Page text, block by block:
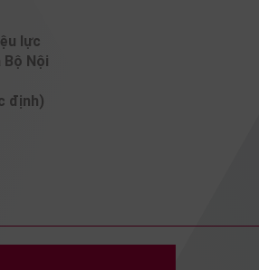
lực
Nội
định)